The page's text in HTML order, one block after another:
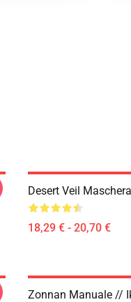
Desert Veil
18,29 € - 20,70 €
Zonnan Manuale //